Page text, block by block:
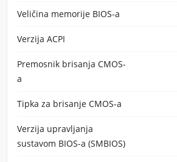
Veličina memorije BIOS-a
Verzija ACPI
Premosnik brisanja CMOS-
a
Tipka za brisanje CMOS-a
Verzija upravljanja
sustavom BIOS-a (SMBIOS)